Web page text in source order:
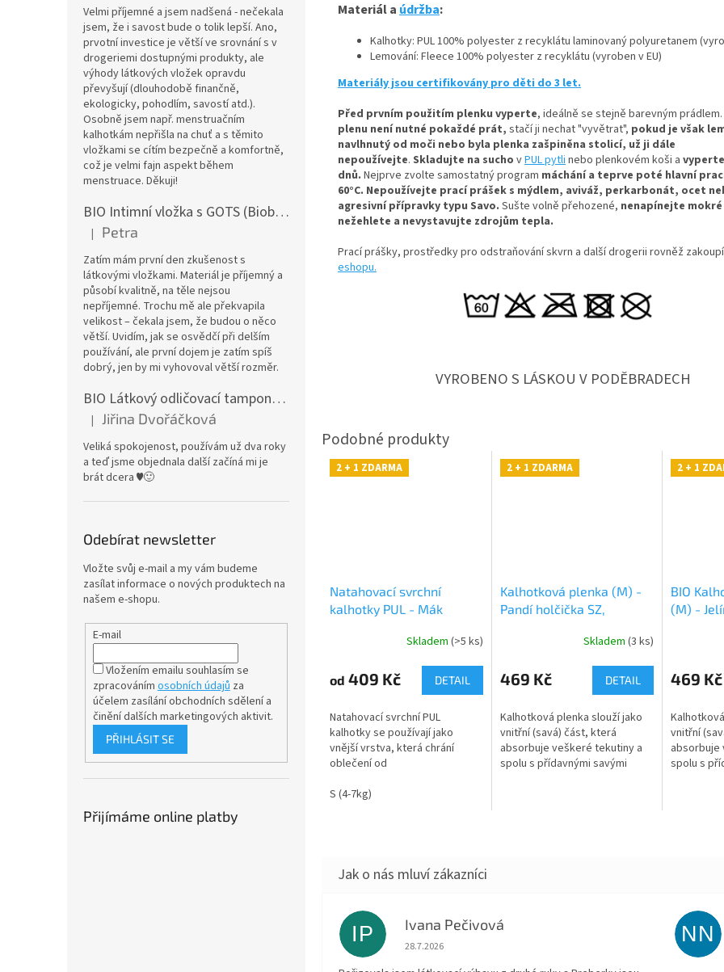
Velmi příjemné a jsem nadšená - nečekala
jsem, že i savost bude o tolik lepší. Ano,
prvotní investice je větší ve srovnání s v
drogeriemi dostupnými produkty, ale
výhody látkových vložek opravdu
převyšují (dlouhodobě finančně,
ekologicky, pohodlím, savostí atd.).
Osobně jsem např. menstruačním
kalhotkám nepřišla na chuť a s těmito
vložkami se cítím bezpečně a komfortně,
což je velmi fajn aspekt během
menstruace. Děkuji!
BIO Intimní vložka s GOTS (Biobavlněný úplet) - Malované pivoňky v hořčicové
Hodnocení produktu je 5 z 5 hvězdiček.
| Petra
Zatím mám první den zkušenost s
látkovými vložkami. Materiál je příjemný a
působí kvalitně, na těle nejsou
nepříjemné. Trochu mě ale překvapila
velikost – čekala jsem, že budou o něco
větší. Uvidím, jak se osvědčí při delším
používání, ale první dojem je zatím spíš
dobrý, jen by mi vyhovoval větší rozměr.
BIO Látkový odličovací tamponek: Barevné bambusovo-biobavlněné froté
Hodnocení produktu je 5 z 5 hvězdiček.
| Jiřina Dvořáčková
Veliká spokojenost, používám už dva roky
a teď jsme objednala další začíná mi je
brát dcera ♥️🙂
Odebírat newsletter
Vložte svůj e-mail a my vám budeme
zasílat informace o nových produktech na
našem e-shopu.
E-mail
Vložením emailu souhlasím se
zpracováním osobních údajů za
účelem zasílání obchodních sdělení a
činění dalších marketingových aktivit.
PŘIHLÁSIT SE
Přijímáme online platby
Materiál a údržba:
Kalhotky: PUL 100% polyester z recyklátu laminovaný polyuretanem
Lemování: Fleece 100% polyester z recyklátu (vyroben v EU)
Materiály jsou certifikovány pro děti do 3 let.
Před prvním použitím plenku vyperte, ideálně se stejně barevným prádlem.
plenu není nutné pokaždé prát, stačí ji nechat "vyvětrat", pokud je však
navlhnutý od moči nebo byla plenka zašpiněna stolicí, už ji dále
nepoužívejte. Skladujte na sucho vPUL pytlinebo plenkovém koši a
dnů. Nejprve zvolte samostatný program máchání a teprve poté hlavní
60°C. Nepoužívejte prací prášek s mýdlem, aviváž, perkarbonát, ocet
agresivní přípravky typu Savo. Sušte volně přehozené, nenapínejte mokré
nežehlete a nevystavujte zdrojům tepla.
Prací prášky, prostředky pro odstraňování skvrn a další drogerii rovněž
eshopu.
VYROBENO S LÁSKOU V PODĚBRADECH
2 + 1 ZDARMA
Natahovací svrchní
kalhotky PUL - Mák
Skladem (>5 ks)
od 409 Kč DETAIL
Natahovací svrchní PUL
kalhotky se používají jako
vnější vrstva, která chrání
oblečení od
materiálu tzv. PULu
S (4-7kg)
2 + 1 ZDARMA
Kalhotková plenka (M) -
Pandí holčička SZ,
Skladem (3 ks)
469 Kč DETAIL
Kalhotková plenka slouží jako
vnitřní (savá) část, která
absorbuje veškeré tekutiny a
spolu s přídavnými savými
2 + 1
BIO
(M) -
469 Kč
vnitřní
absorbuje
spolu s
IP Ivana Pečivová
Hodnocení obchodu je 5 z 5 hvězdiček.
28.7.2026
NN